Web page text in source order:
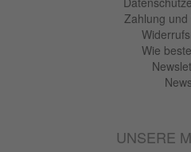
Zahlung und
Wie
News
UNSERE